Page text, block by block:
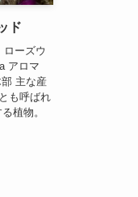
ド
ーズウ
アロマ
主な産
も呼ばれ
植物。